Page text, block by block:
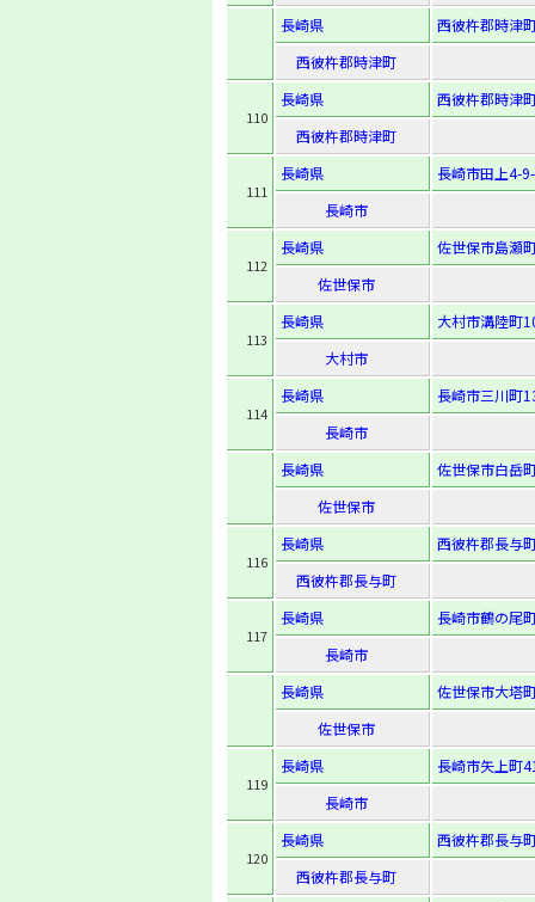
長崎県
西彼杵郡時津
西彼杵郡時津町
110
長崎県
西彼杵郡時津
西彼杵郡時津町
111
長崎県
長崎市田上4-
長崎市
112
長崎県
佐世保市島瀬
佐世保市
113
長崎県
大村市溝陸町
大村市
114
長崎県
長崎市三川町
長崎市
長崎県
佐世保市白岳
佐世保市
116
長崎県
西彼杵郡長与
西彼杵郡長与町
117
長崎県
長崎市鶴の尾
長崎市
長崎県
佐世保市大塔
佐世保市
119
長崎県
長崎市矢上町
長崎市
120
長崎県
西彼杵郡長与
西彼杵郡長与町